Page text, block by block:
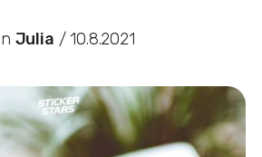
Hochzeitswelt
Sonstiges
Treueaktionen
Julia / 10.8.2021